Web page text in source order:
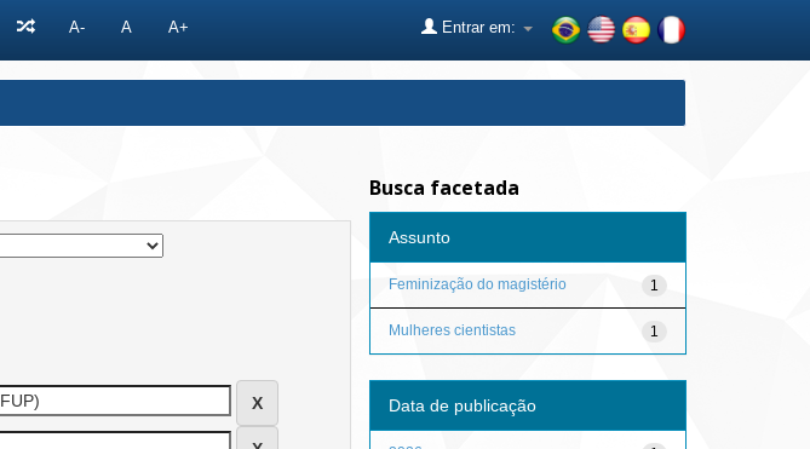
A- A A+ Entrar em:
Busca facetada
Assunto
1
Feminização do magistério
1
Mulheres cientistas
Data de publicação